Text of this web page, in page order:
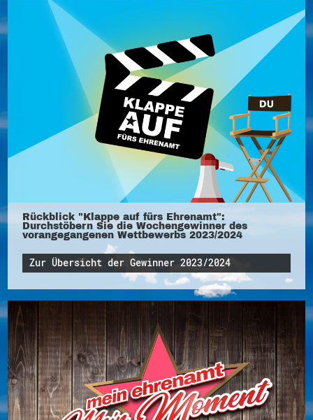
Rückblick "Klappe auf fürs Ehrenamt":
Durchstöbern Sie die Wochengewinner des
vorangegangenen Wettbewerbs 2023/2024
Zur Übersicht der Gewinner 2023/2024